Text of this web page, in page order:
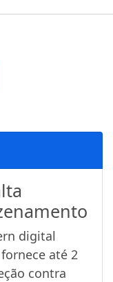
digital
até 2
contra